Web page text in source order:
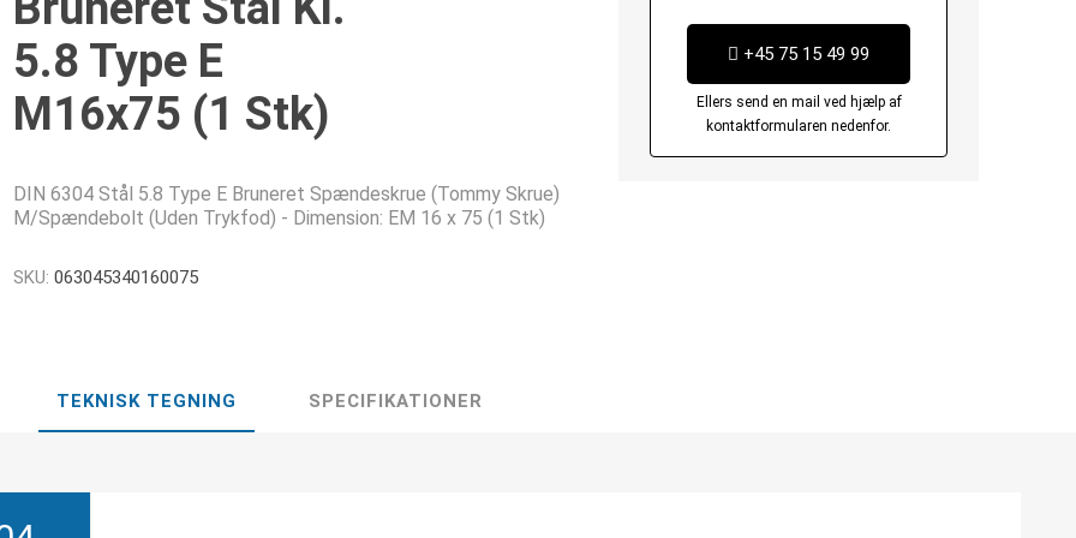
5.8 Type E
M16x75 (1 Stk)
DIN 6304 Stål 5.8 Type E Bruneret Spændeskrue (Tommy Skrue)
M/Spændebolt (Uden Trykfod) - Dimension: EM 16 x 75 (1 Stk)
SKU: 063045340160075
+45 75 15 49 99
Ellers send en mail ved hjælp af
kontaktformularen nedenfor.
TEKNISK TEGNING SPECIFIKATIONER